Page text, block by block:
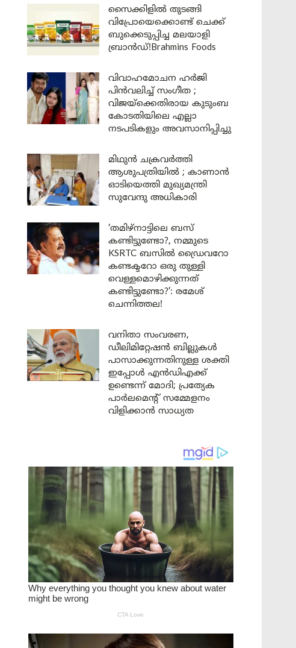
സൈക്കിളിൽ തുടങ്ങി
വിപ്രോയെക്കൊണ്ട് ചെക്ക്
ബുക്കെടുപ്പിച്ച മലയാളി
ബ്രാൻഡ്!Brahmins Foods
വിവാഹമോചന ഹർജി
പിൻവലിച്ച് സംഗീത ;
വിജയ്ക്കെതിരായ കുടുംബ
കോടതിയിലെ എല്ലാ
നടപടികളും അവസാനിപ്പിച്ചു
മിഥുൻ ചക്രവർത്തി
ആശുപത്രിയിൽ ; കാണാൻ
ഓടിയെത്തി മുഖ്യമന്ത്രി
സുവേന്ദു അധികാരി
‘തമിഴ്‌നാട്ടിലെ ബസ്
കണ്ടിട്ടുണ്ടോ?, നമ്മുടെ
KSRTC ബസിൽ ഡ്രൈവറോ
കണ്ടക്ടറോ ഒരു തുള്ളി
വെള്ളമൊഴിക്കുന്നത്
കണ്ടിട്ടുണ്ടോ?’: രമേശ്
ചെന്നിത്തല!
വനിതാ സംവരണ,
ഡീലിമിറ്റേഷൻ ബില്ലുകൾ
പാസാക്കുന്നതിനുള്ള ശക്തി
ഇപ്പോൾ എൻഡിഎക്ക്
ഉണ്ടെന്ന് മോദി; പ്രത്യേക
പാർലമെന്റ് സമ്മേളനം
വിളിക്കാൻ സാധ്യത